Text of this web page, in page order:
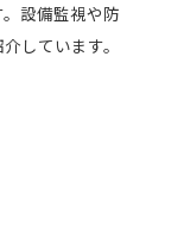
設備監視や防
しています。